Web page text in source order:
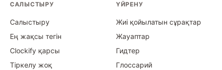
САЛЫСТЫРУ
Салыстыру
Ең жақсы тегін
Clockify қарсы
Тіркелу жоқ
ҮЙРЕНУ
Жиі қойылатын сұрақтар
Жауаптар
Гидтер
Глоссарий